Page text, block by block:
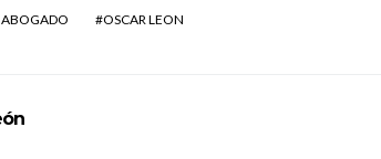
OSCAR LEON